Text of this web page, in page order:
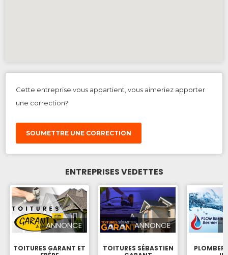
Cette entreprise vous appartient, vous aimeriez apporter
une correction?
SOUMETTRE UNE CORRECTION
ENTREPRISES VEDETTES
ANNONCE
TOITURES GARANT ET
ANNONCE
TOITURES SÉBASTIEN